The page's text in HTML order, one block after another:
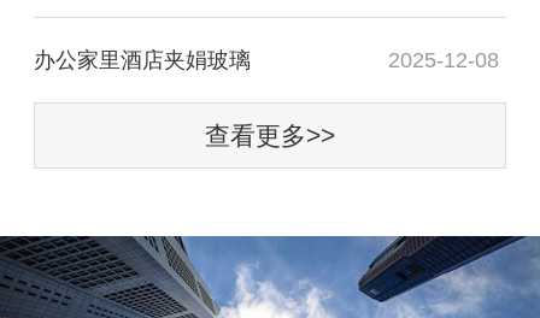
办公家里酒店夹娟玻璃 2025-12-08
查看更多>>